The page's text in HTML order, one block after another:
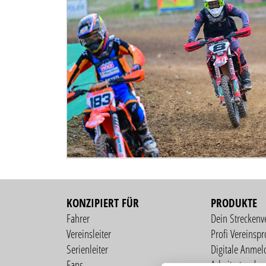
KONZIPIERT FÜR
Fahrer
Vereinsleiter
Serienleiter
PRODUKTE
Dein
Profi
Digitale